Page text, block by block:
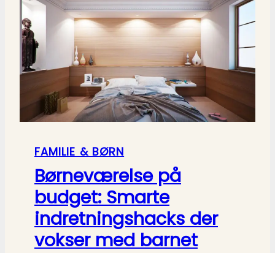
FAMILIE & BØRN
Børneværelse på
budget: Smarte
indretningshacks der
vokser med barnet